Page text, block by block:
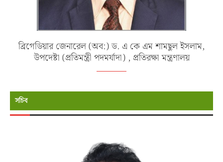
ব্রিগেডিয়ার জেনারেল (অব:) ড. এ কে এম শামছুল ইসলাম,
উপদেষ্টা (প্রতিমন্ত্রী পদমর্যাদা) , প্রতিরক্ষা মন্ত্রণালয়
সচিব